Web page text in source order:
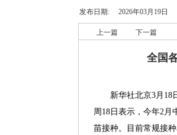
发布日期: 2026年03月19日
上一篇 下一篇
全国
新华社北京3月18日
周18日表示，今年2月
苗接种。目前常规接